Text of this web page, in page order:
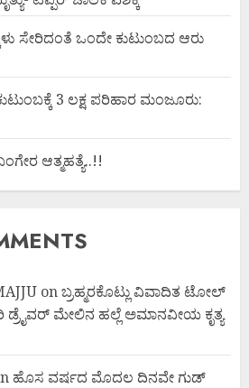
ಸೇರಿದಂತೆ ಒಂದೇ ಕುಟುಂಬದ ಆರು
3 ಲಕ್ಷ ಪರಿಹಾರ ಮಂಜೂರು:
ಆತ್ಮಹತ್ಯೆ..!!
onಬ್ರಹ್ಮರಕೊಟ್ಲು ವಿವಾದಿತ ಟೋಲ್
ಮೇಲಿನ ಹಲ್ಲೆ ಅಮಾನವೀಯ ಕೃತ್ಯ
ಹೊಸ ವರ್ಷದ ಮೊದಲ ದಿನವೇ ಗುಡ್